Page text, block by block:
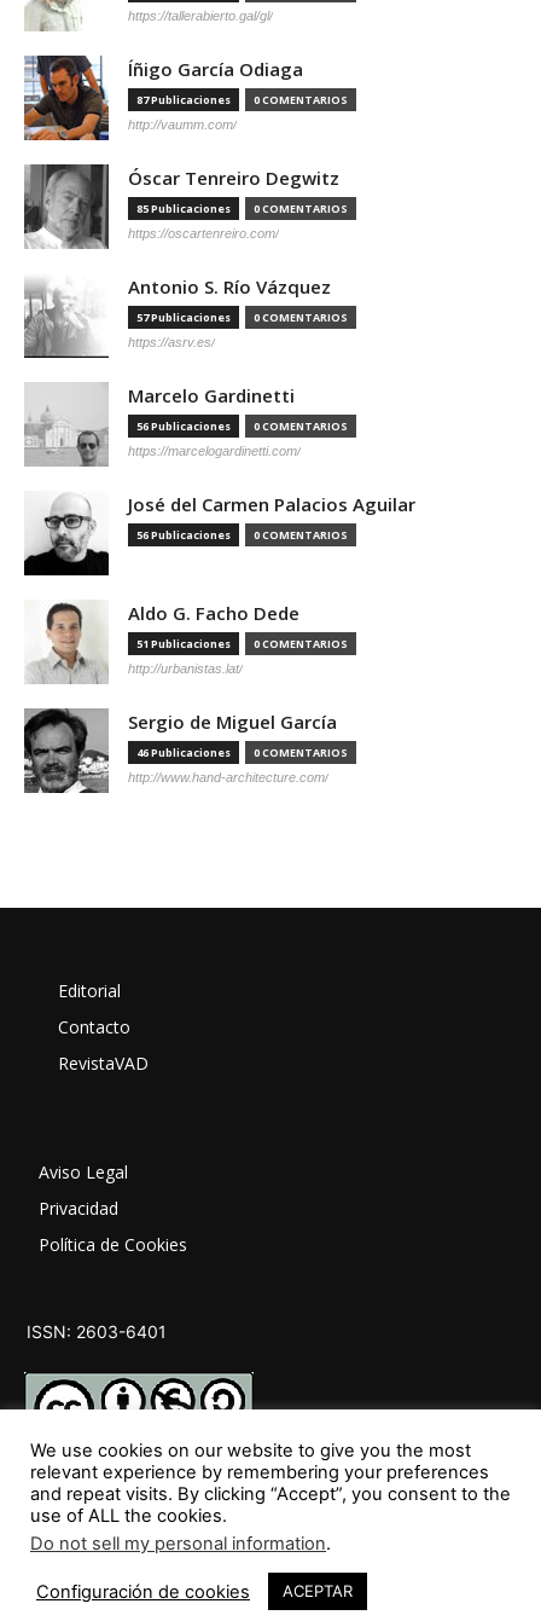
https://tallerabierto.gal/gl/
Íñigo García Odiaga
87 Publicaciones 0 COMENTARIOS
http://vaumm.com/
Óscar Tenreiro Degwitz
85 Publicaciones 0 COMENTARIOS
https://oscartenreiro.com/
Antonio S. Río Vázquez
57 Publicaciones 0 COMENTARIOS
https://asrv.es/
Marcelo Gardinetti
56 Publicaciones 0 COMENTARIOS
https://marcelogardinetti.com/
José del Carmen Palacios Aguilar
56 Publicaciones 0 COMENTARIOS
Aldo G. Facho Dede
51 Publicaciones 0 COMENTARIOS
http://urbanistas.lat/
Sergio de Miguel García
46 Publicaciones 0 COMENTARIOS
http://www.hand-architecture.com/
Editorial
Contacto
RevistaVAD
Aviso Legal
Privacidad
Política de Cookies
ISSN: 2603-6401
SÍGUENOS
We use cookies on our website to give you the most
relevant experience by remembering your preferences
and repeat visits. By clicking “Accept”, you consent to the
use of ALL the cookies.
Do not sell my personal information.
Configuración de cookies ACEPTAR